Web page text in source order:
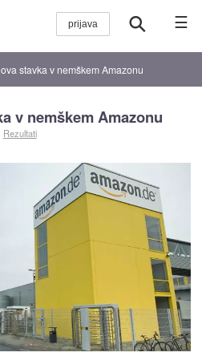
☰
stavka v nemškem Amazonu
v nemškem Amazonu
Rezultati